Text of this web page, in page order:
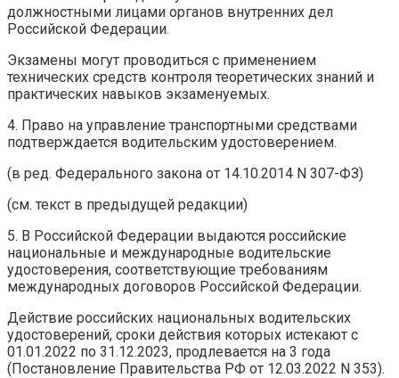
должностными лицами органов внутренних дел
Российской Федерации.
Экзамены могут проводиться с применением
технических средств контроля теоретических знаний и
практических навыков экзаменуемых.
4. Право на управление транспортными средствами
подтверждается водительским удостоверением.
(в ред. Федерального закона от 14.10.2014 N 307-ФЗ)
(см. текст в предыдущей редакции)
5. В Российской Федерации выдаются российские
национальные и международные водительские
удостоверения, соответствующие требованиям
международных договоров Российской Федерации.
Действие российских национальных водительских
удостоверений, сроки действия которых истекают с
01.01.2022 по 31.12.2023, продлевается на 3 года
(Постановление Правительства РФ от 12.03.2022 N 353).